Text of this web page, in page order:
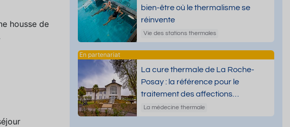
housse de
bien-être où le thermalisme se
réinvente
Vie des stations thermales
La cure thermale de La Roche-
Posay : la référence pour le
traitement des affections
dermatologiques
La médecine thermale